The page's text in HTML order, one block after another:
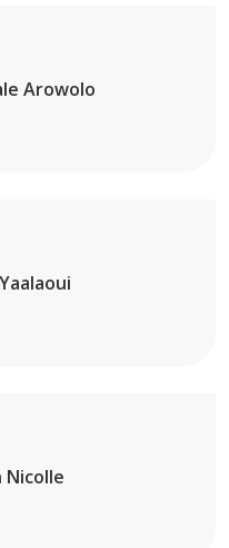
Arowolo
Nicolle